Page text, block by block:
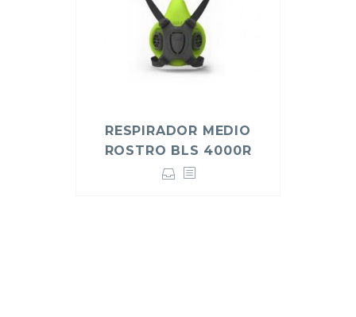
RESPIRADOR MEDIO
ROSTRO BLS 4000R